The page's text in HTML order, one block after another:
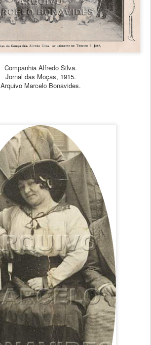
Companhia Alfredo Silva.
Jornal das Moças, 1915.
Arquivo Marcelo Bonavides.